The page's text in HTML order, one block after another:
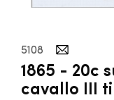
5108
1865 - 20c
cavallo III ti